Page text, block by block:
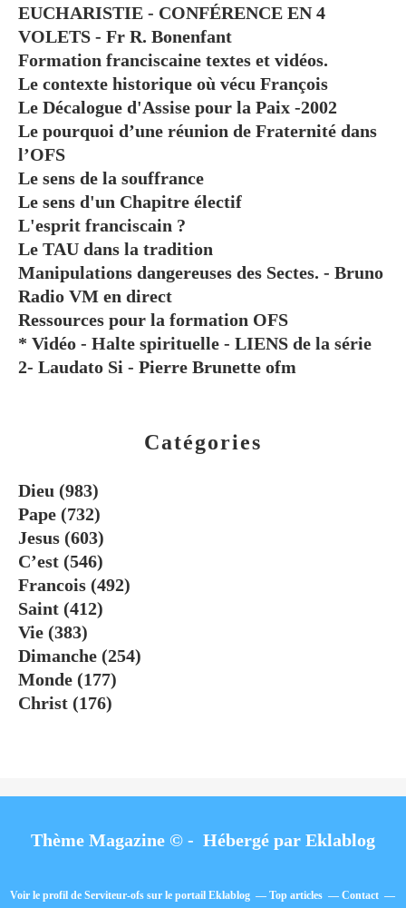
Catégories
Dieu (983)
Pape (732)
Jesus (603)
C’est (546)
Francois (492)
Saint (412)
Vie (383)
Dimanche (254)
Monde (177)
Christ (176)
EUCHARISTIE - CONFÉRENCE EN 4
VOLETS - Fr R. Bonenfant
Formation franciscaine textes et vidéos.
Le contexte historique où vécu François
Le Décalogue d'Assise pour la Paix -2002
Le pourquoi d’une réunion de Fraternité dans
l’OFS
Le sens de la souffrance
Le sens d'un Chapitre électif
L'esprit franciscain ?
Le TAU dans la tradition
Manipulations dangereuses des Sectes. - Bruno
Radio VM en direct
Ressources pour la formation OFS
* Vidéo - Halte spirituelle - LIENS de la série
2- Laudato Si - Pierre Brunette ofm
Thème Magazine © - Hébergé par Eklablog
Voir le profil deServiteur-ofs sur le portail Eklablog Top articles
Contact